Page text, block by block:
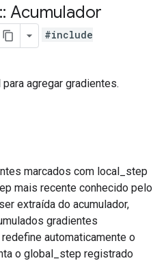
:: Acumulador
#include
agregar gradientes.
marcados com local_step
mais recente conhecido pelo
extraída do acumulador,
gradientes
automaticamente o
o global_step registrado